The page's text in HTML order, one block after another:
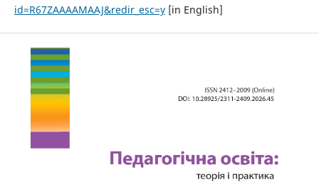
id=R67ZAAAAMAAJ&redir_esc=y[in English]